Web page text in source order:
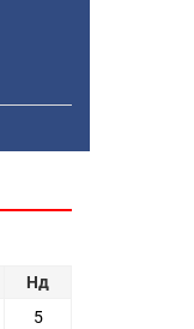
Нд
5